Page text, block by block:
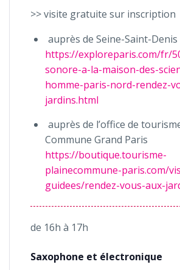
>> visite gratuite sur inscription
auprès de Seine-Saint-
https://exploreparis.com/fr/
sonore-a-la-maison-des-
homme-paris-nord-rendez-
jardins.html
auprès de l’office de
Commune Grand Paris
https://boutique.tourisme-
plainecommune-paris.com/
guidees/rendez-vous-aux-
de 16h à 17h
Saxophone et électronique